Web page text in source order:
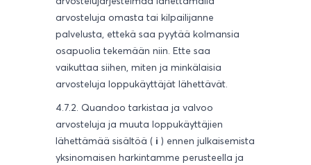
arvosteluja omasta tai kilpailijanne
palvelusta, ettekä saa pyytää kolmansia
osapuolia tekemään niin. Ette saa
vaikuttaa siihen, miten ja minkälaisia
arvosteluja loppukäyttäjät lähettävät.
4.7.2. Quandoo tarkistaa ja valvoo
arvosteluja ja muuta loppukäyttäjien
lähettämää sisältöä ( i ) ennen julkaisemista
yksinomaisen harkintamme perusteella ja